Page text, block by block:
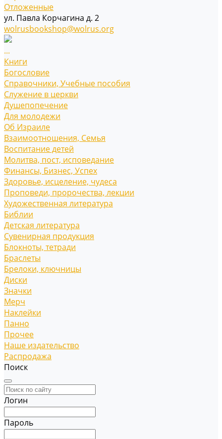
Отложенные
ул. Павла Корчагина д. 2
wolrusbookshop@wolrus.org
...
Книги
Богословие
Справочники, Учебные пособия
Служение в церкви
Душепопечение
Для молодежи
Об Израиле
Взаимоотношения, Cемья
Воспитание детей
Молитва, пост, исповедание
Финансы, Бизнес, Успех
Здоровье, исцеление, чудеса
Проповеди, пророчества, лекции
Художественная литература
Библии
Детская литература
Сувенирная продукция
Блокноты, тетради
Браслеты
Брелоки, ключницы
Диски
Значки
Мерч
Наклейки
Панно
Прочее
Наше издательство
Распродажа
Поиск
Логин
Пароль